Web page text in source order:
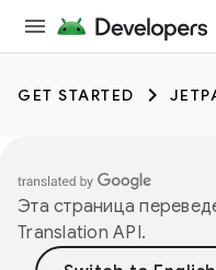
GET STARTED
Эта страница
Translation API.